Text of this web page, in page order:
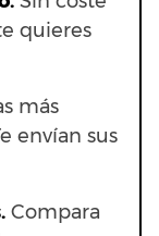
quieres
más
envían sus
Compara